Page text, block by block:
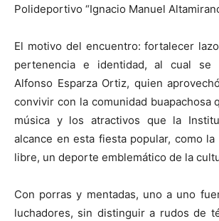
Polideportivo “Ignacio Manuel
El motivo del encuentro: fortalecer
pertenencia e identidad, al cual se
Alfonso Esparza Ortiz, quien
convivir con la comunidad buapachosa
música y los atractivos que la
alcance en esta fiesta popular, como
libre, un deporte emblemático de la
Con porras y mentadas, uno a uno
luchadores, sin distinguir a rudos de